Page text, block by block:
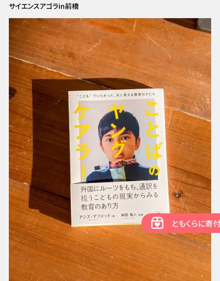
サイエンスアゴラin前橋
ともくらに寄